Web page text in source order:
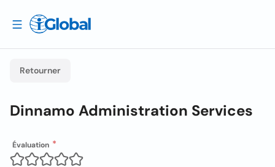
Retourner
Dinnamo Administration Services
Évaluation